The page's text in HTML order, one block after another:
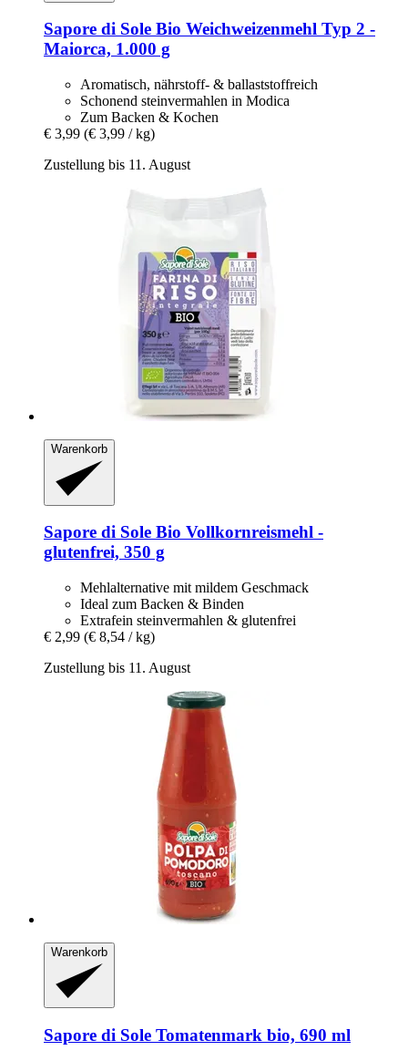
Sapore di Sole Bio Weichweizenmehl Typ 2 -​
Maiorca, 1.000 g
Aromatisch, nährstoff- & ballaststoffreich
Schonend steinvermahlen in Modica
Zum Backen & Kochen
€ 3,99 (€ 3,99 / kg)
Zustellung bis 11. August
Warenkorb
Sapore di Sole Bio Vollkornreismehl -​
glutenfrei, 350 g
Mehlalternative mit mildem Geschmack
Ideal zum Backen & Binden
Extrafein steinvermahlen & glutenfrei
€ 2,99 (€ 8,54 / kg)
Zustellung bis 11. August
Warenkorb
Sapore di Sole Tomatenmark bio, 690 ml